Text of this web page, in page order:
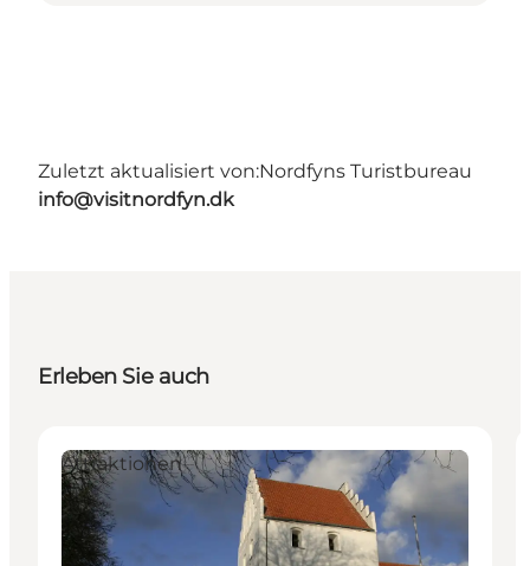
Zuletzt aktualisiert von:Nordfyns Turistbureau
info@visitnordfyn.dk
Erleben Sie auch
Attraktionen